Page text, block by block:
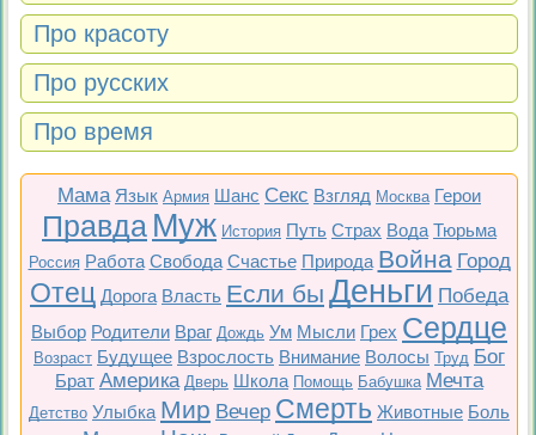
Про красоту
Про русских
Про время
Мама Язык Армия Шанс Секс Взгляд Москва Герои
Правда Муж История Путь Страх Вода Тюрьма
Россия Работа Свобода Счастье Природа Война Город
Отец Дорога Власть Если бы Деньги Победа
Выбор Родители Враг Дождь Ум Мысли Грех Сердце
Возраст Будущее Взрослость Внимание Волосы Труд Бог
Брат Америка Дверь Школа Помощь Бабушка Мечта
Детство Улыбка Мир Вечер Смерть Животные Боль